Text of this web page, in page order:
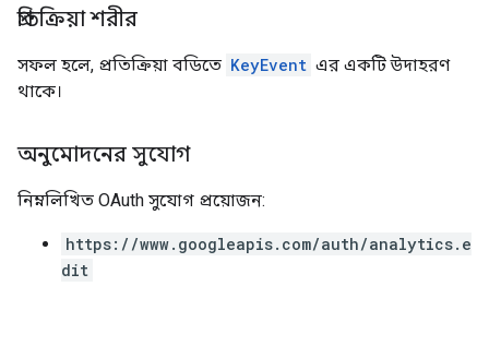
প্রতিক্রিয়া শরীর
সফল হলে, প্রতিক্রিয়া বডিতে KeyEvent এর একটি উদাহরণ
থাকে।
অনুমোদনের সুযোগ
নিম্নলিখিত OAuth সুযোগ প্রয়োজন:
https://www.googleapis.com/auth/analytics.e
dit